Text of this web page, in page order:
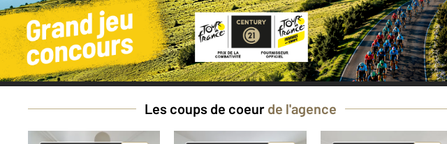
Besoin d'une
Prendre
Les coups de coeur de l'agence